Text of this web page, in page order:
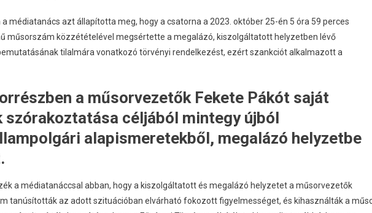
médiatanács azt állapította meg, hogy a csatorna a 2023. október 25-én 5 óra 59 perces
műsorszám közzétételével megsértette a megalázó, kiszolgáltatott helyzetben lévő
tilalmára vonatkozó törvényi rendelkezést, ezért szankciót alkalmazott a
a műsorvezetők Fekete Pákót saját
szórakoztatása céljából mintegy újból
alapismeretekből, megalázó helyzetbe
a médiatanáccsal abban, hogy a kiszolgáltatott és megalázó helyzetet a műsorvezetők
tanúsították az adott szituációban elvárható fokozott figyelmességet, és kihasználták a